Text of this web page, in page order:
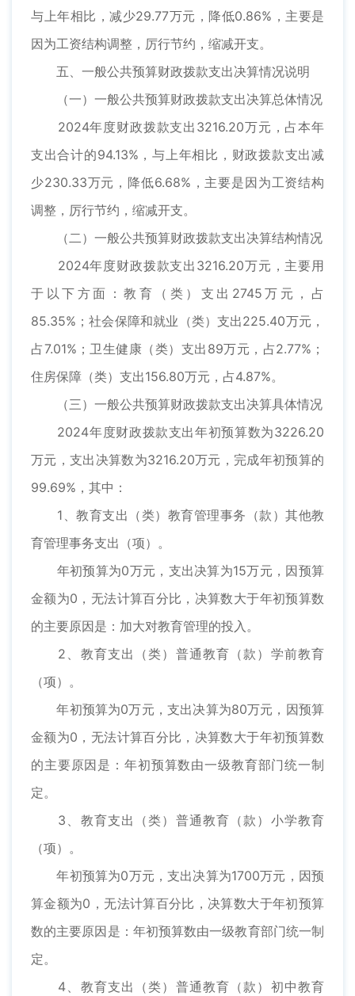
与上年相比，减少29.77万元，降低0.86%，主要是
因为工资结构调整，厉行节约，缩减开支。
五、一般公共预算财政拨款支出决算情况说明
（一）一般公共预算财政拨款支出决算总体情况
2024年度财政拨款支出3216.20万元，占本年
支出合计的94.13%，与上年相比，财政拨款支出减
少230.33万元，降低6.68%，主要是因为工资结构
调整，厉行节约，缩减开支。
（二）一般公共预算财政拨款支出决算结构情况
2024年度财政拨款支出3216.20万元，主要用
于以下方面：教育（类）支出2745万元，占
85.35%；社会保障和就业（类）支出225.40万元，
占7.01%；卫生健康（类）支出89万元，占2.77%；
住房保障（类）支出156.80万元，占4.87%。
（三）一般公共预算财政拨款支出决算具体情况
2024年度财政拨款支出年初预算数为3226.20
万元，支出决算数为3216.20万元，完成年初预算的
99.69%，其中：
1、教育支出（类）教育管理事务（款）其他教
育管理事务支出（项）。
年初预算为0万元，支出决算为15万元，因预算
金额为0，无法计算百分比，决算数大于年初预算数
的主要原因是：加大对教育管理的投入。
2、教育支出（类）普通教育（款）学前教育
（项）。
年初预算为0万元，支出决算为80万元，因预算
金额为0，无法计算百分比，决算数大于年初预算数
的主要原因是：年初预算数由一级教育部门统一制
定。
3、教育支出（类）普通教育（款）小学教育
（项）。
年初预算为0万元，支出决算为1700万元，因预
算金额为0，无法计算百分比，决算数大于年初预算
数的主要原因是：年初预算数由一级教育部门统一制
定。
4、教育支出（类）普通教育（款）初中教育